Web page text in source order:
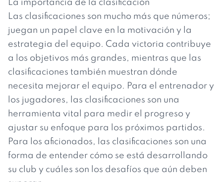
La importancia de la clasificación
Las clasificaciones son mucho más que números;
juegan un papel clave en la motivación y la
estrategia del equipo. Cada victoria contribuye
a los objetivos más grandes, mientras que las
clasificaciones también muestran dónde
necesita mejorar el equipo. Para el entrenador y
los jugadores, las clasificaciones son una
herramienta vital para medir el progreso y
ajustar su enfoque para los próximos partidos.
Para los aficionados, las clasificaciones son una
forma de entender cómo se está desarrollando
su club y cuáles son los desafíos que aún deben